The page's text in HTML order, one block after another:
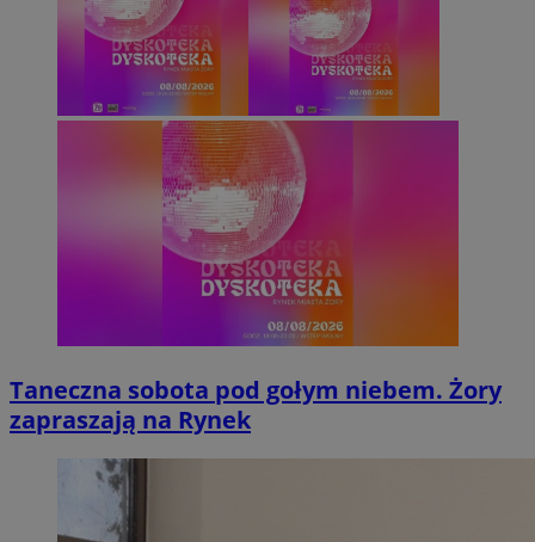
Taneczna sobota pod gołym niebem. Żory
zapraszają na Rynek